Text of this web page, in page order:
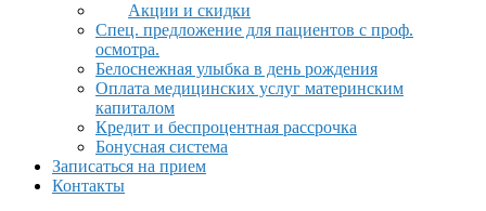
Акции и скидки
Спец. предложение для пациентов с проф.
осмотра.
Белоснежная улыбка в день рождения
Оплата медицинских услуг материнским
капиталом
Кредит и беспроцентная рассрочка
Бонусная система
Записаться на прием
Контакты